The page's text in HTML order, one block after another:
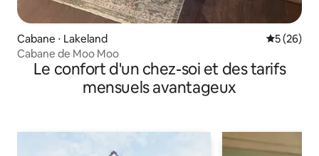
Cabane ⋅ Lakeland
5 (26)
Cabane de Moo Moo
Le confort d'un chez-soi et des tarifs
mensuels avantageux